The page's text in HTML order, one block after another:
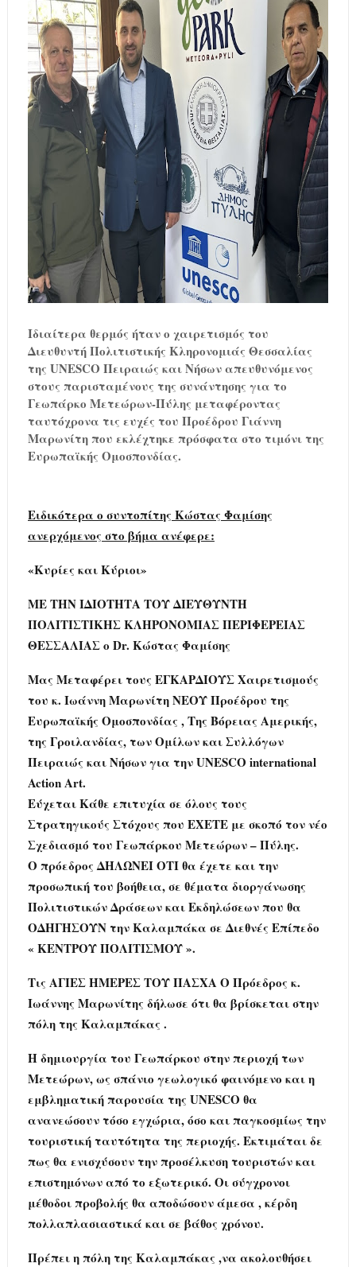
Ιδιαίτερα θερμός ήταν ο χαιρετισμός του
Διευθυντή Πολιτιστικής Κληρονομιάς Θεσσαλίας
της UNESCO Πειραιώς και Νήσων απευθυνόμενος
στους παρισταμένους της συνάντησης για το
Γεωπάρκο Μετεώρων-Πύλης μεταφέροντας
ταυτόχρονα τις ευχές του Προέδρου Γιάννη
Μαρωνίτη που εκλέχτηκε πρόσφατα στο τιμόνι της
Ευρωπαϊκής Ομοσπονδίας.
Ειδικότερα ο συντοπίτης Κώστας Φαμίσης
ανερχόμενος στο βήμα ανέφερε:
«Κυρίες και Κύριοι»
ΜΕ ΤΗΝ ΙΔΙΟΤΗΤΑ ΤΟΥ ΔΙΕΥΘΥΝΤΗ
ΠΟΛΙΤΙΣΤΙΚΗΣ ΚΛΗΡΟΝΟΜΙΑΣ ΠΕΡΙΦΕΡΕΙΑΣ
ΘΕΣΣΑΛΙΑΣ o Dr. Κώστας Φαμίσης
Μας Μεταφέρει τους ΕΓΚΑΡΔΙΟΥΣ Χαιρετισμούς
του κ. Ιωάννη Μαρωνίτη ΝΕΟΥ Προέδρου της
Ευρωπαϊκής Ομοσπονδίας , Της Βόρειας Αμερικής,
της Γροιλανδίας, των Ομίλων και Συλλόγων
Πειραιώς και Νήσων για την UNESCΟ international
Action Art.
Εύχεται Κάθε επιτυχία σε όλους τους
Στρατηγικούς Στόχους που ΕΧΕΤΕ με σκοπό τον νέο
Σχεδιασμό του Γεωπάρκου Μετεώρων – Πύλης.
Ο πρόεδρος ΔΗΛΩΝΕΙ ΟΤΙ θα έχετε και την
προσωπική του βοήθεια, σε θέματα διοργάνωσης
Πολιτιστικών Δράσεων και Εκδηλώσεων που θα
ΟΔΗΓΗΣΟΥΝ την Καλαμπάκα σε Διεθνές Επίπεδο
« ΚΕΝΤΡΟΥ ΠΟΛΙΤΙΣΜΟΥ ».
Τις ΑΓΙΕΣ ΗΜΕΡΕΣ ΤΟΥ ΠΑΣΧΑ Ο Πρόεδρος κ.
Ιωάννης Μαρωνίτης δήλωσε ότι θα βρίσκεται στην
πόλη της Καλαμπάκας .
Η δημιουργία του Γεωπάρκου στην περιοχή των
Μετεώρων, ως σπάνιο γεωλογικό φαινόμενο και η
εμβληματική παρουσία της UNESCO θα
ανανεώσουν τόσο εγχώρια, όσο και παγκοσμίως την
τουριστική ταυτότητα της περιοχής. Εκτιμάται δε
πως θα ενισχύσουν την προσέλκυση τουριστών και
επιστημόνων από το εξωτερικό. Οι σύγχρονοι
μέθοδοι προβολής θα αποδώσουν άμεσα , κέρδη
πολλαπλασιαστικά και σε βάθος χρόνου.
Πρέπει η πόλη της Καλαμπάκας ,να ακολουθήσει